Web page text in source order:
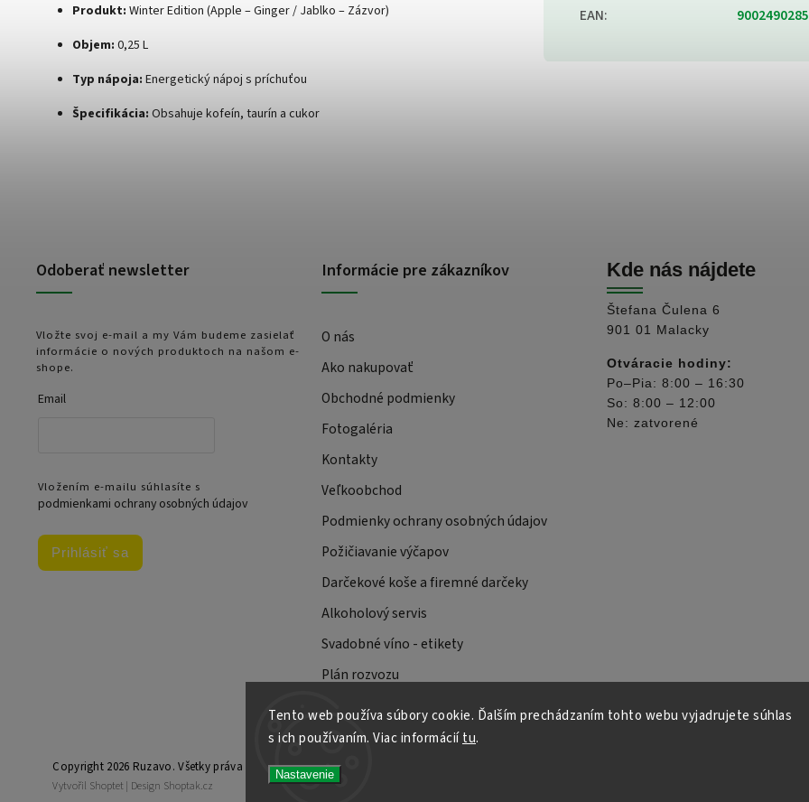
Tento web používa súbory cookie. Ďalším prechádzaním tohto webu vyjadrujete súhlas
s ich používaním. Viac informáciítu.
Nastavenie
Produkt: Winter Edition (Apple – Ginger / Jablko – Zázvor)
Objem: 0,25 L
Typ nápoja: Energetický nápoj s príchuťou
Špecifikácia: Obsahuje kofeín, taurín a cukor
EAN:
Odoberať newsletter
Vložte svoj e-mail a my Vám budeme zasielať
informácie o nových produktoch na našom e-
shope.
Email
Vložením e-mailu súhlasíte s
podmienkami ochrany osobných údajov
Prihlásiť sa
Informácie pre zákazníkov
O nás
Ako nakupovať
Obchodné podmienky
Fotogaléria
Kontakty
Veľkoobchod
Podmienky ochrany osobných údajov
Požičiavanie výčapov
Darčekové koše a firemné darčeky
Alkoholový servis
Svadobné víno - etikety
Plán rozvozu
Kde nás nájdete
Štefana Čulena 6
901 01 Malacky
Otváracie hodiny:
Po–Pia: 8:00 – 16:30
So: 8:00 – 12:00
Ne: zatvorené
Copyright 2026 Ruzavo. Všetky práva vyhradené.
Vytvořil Shoptet | Design Shoptak.cz